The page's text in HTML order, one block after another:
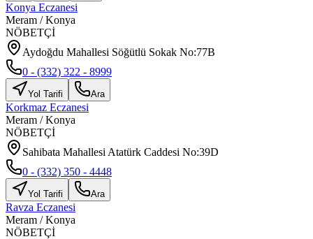
Konya Eczanesi
Meram /Konya
NÖBETÇİ
Aydoğdu Mahallesi Söğütlü Sokak No:77B
0 - (332) 322 - 8999
Yol Tarifi Ara
Korkmaz Eczanesi
Meram /Konya
NÖBETÇİ
Sahibata Mahallesi Atatürk Caddesi No:39D
0 - (332) 350 - 4448
Yol Tarifi Ara
Ravza Eczanesi
Meram /Konya
NÖBETÇİ